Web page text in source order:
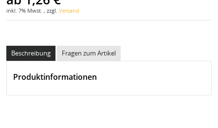
inkl. 7% Mwst. , zzgl. Versand
Beschreibung Fragen zum Artikel
Produktinformationen